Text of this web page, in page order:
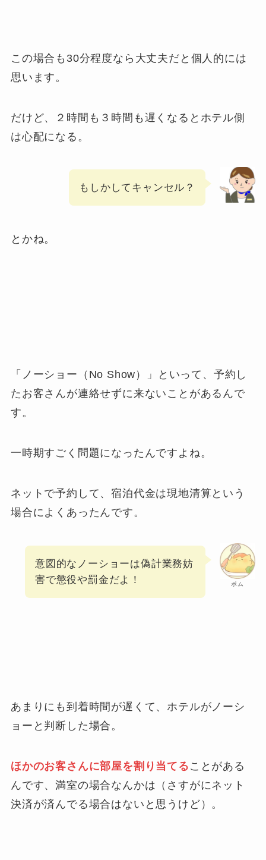
この場合も30分程度なら大丈夫だと個人的には
思います。
だけど、２時間も３時間も遅くなるとホテル側
は心配になる。
もしかしてキャンセル？
とかね。
「ノーショー（No Show）」といって、予約し
たお客さんが連絡せずに来ないことがあるんで
す。
一時期すごく問題になったんですよね。
ネットで予約して、宿泊代金は現地清算という
場合によくあったんです。
ポム
意図的なノーショーは偽計業務妨
害で懲役や罰金だよ！
あまりにも到着時間が遅くて、ホテルがノーシ
ョーと判断した場合。
ほかのお客さんに部屋を割り当てる ことがある
んです、満室の場合なんかは（さすがにネット
決済が済んでる場合はないと思うけど）。